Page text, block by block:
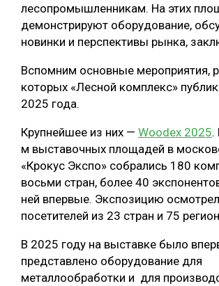
ЛОГИСТИКА
ПРОИЗВОДСТВО ДРЕВЕСНЫХ ПЛИТ
КОМПЛЕКСНАЯ ПЕРЕРАБОТКА
ЛЕСОПИЛЕНИЕ
ДЕРЕВЯННОЕ ДОМОСТРОЕНИЕ
БЕЗОПАСНОЕ ПРОИЗВОДСТВО
СОРТИРОВКА ДРЕВЕСИНЫ
МЕБЕЛЬНОЕ ПРОИЗВОДСТВО
ПОДБОРКИ СТАТЕЙ
лесопромышленникам. На этих
демонстрируют оборудование,
новинки и перспективы рынка,
Вспомним основные мероприятия,
которых «Лесной комплекс»
2025 года.
Крупнейшее из них — Woodex 2025.
м выставочных площадей в
«Крокус Экспо» собрались 180
восьми стран, более 40
ней впервые. Экспозицию
посетителей из 23 стран и 75
В 2025 году на выставке было
представлено оборудование для
металлообработки и для